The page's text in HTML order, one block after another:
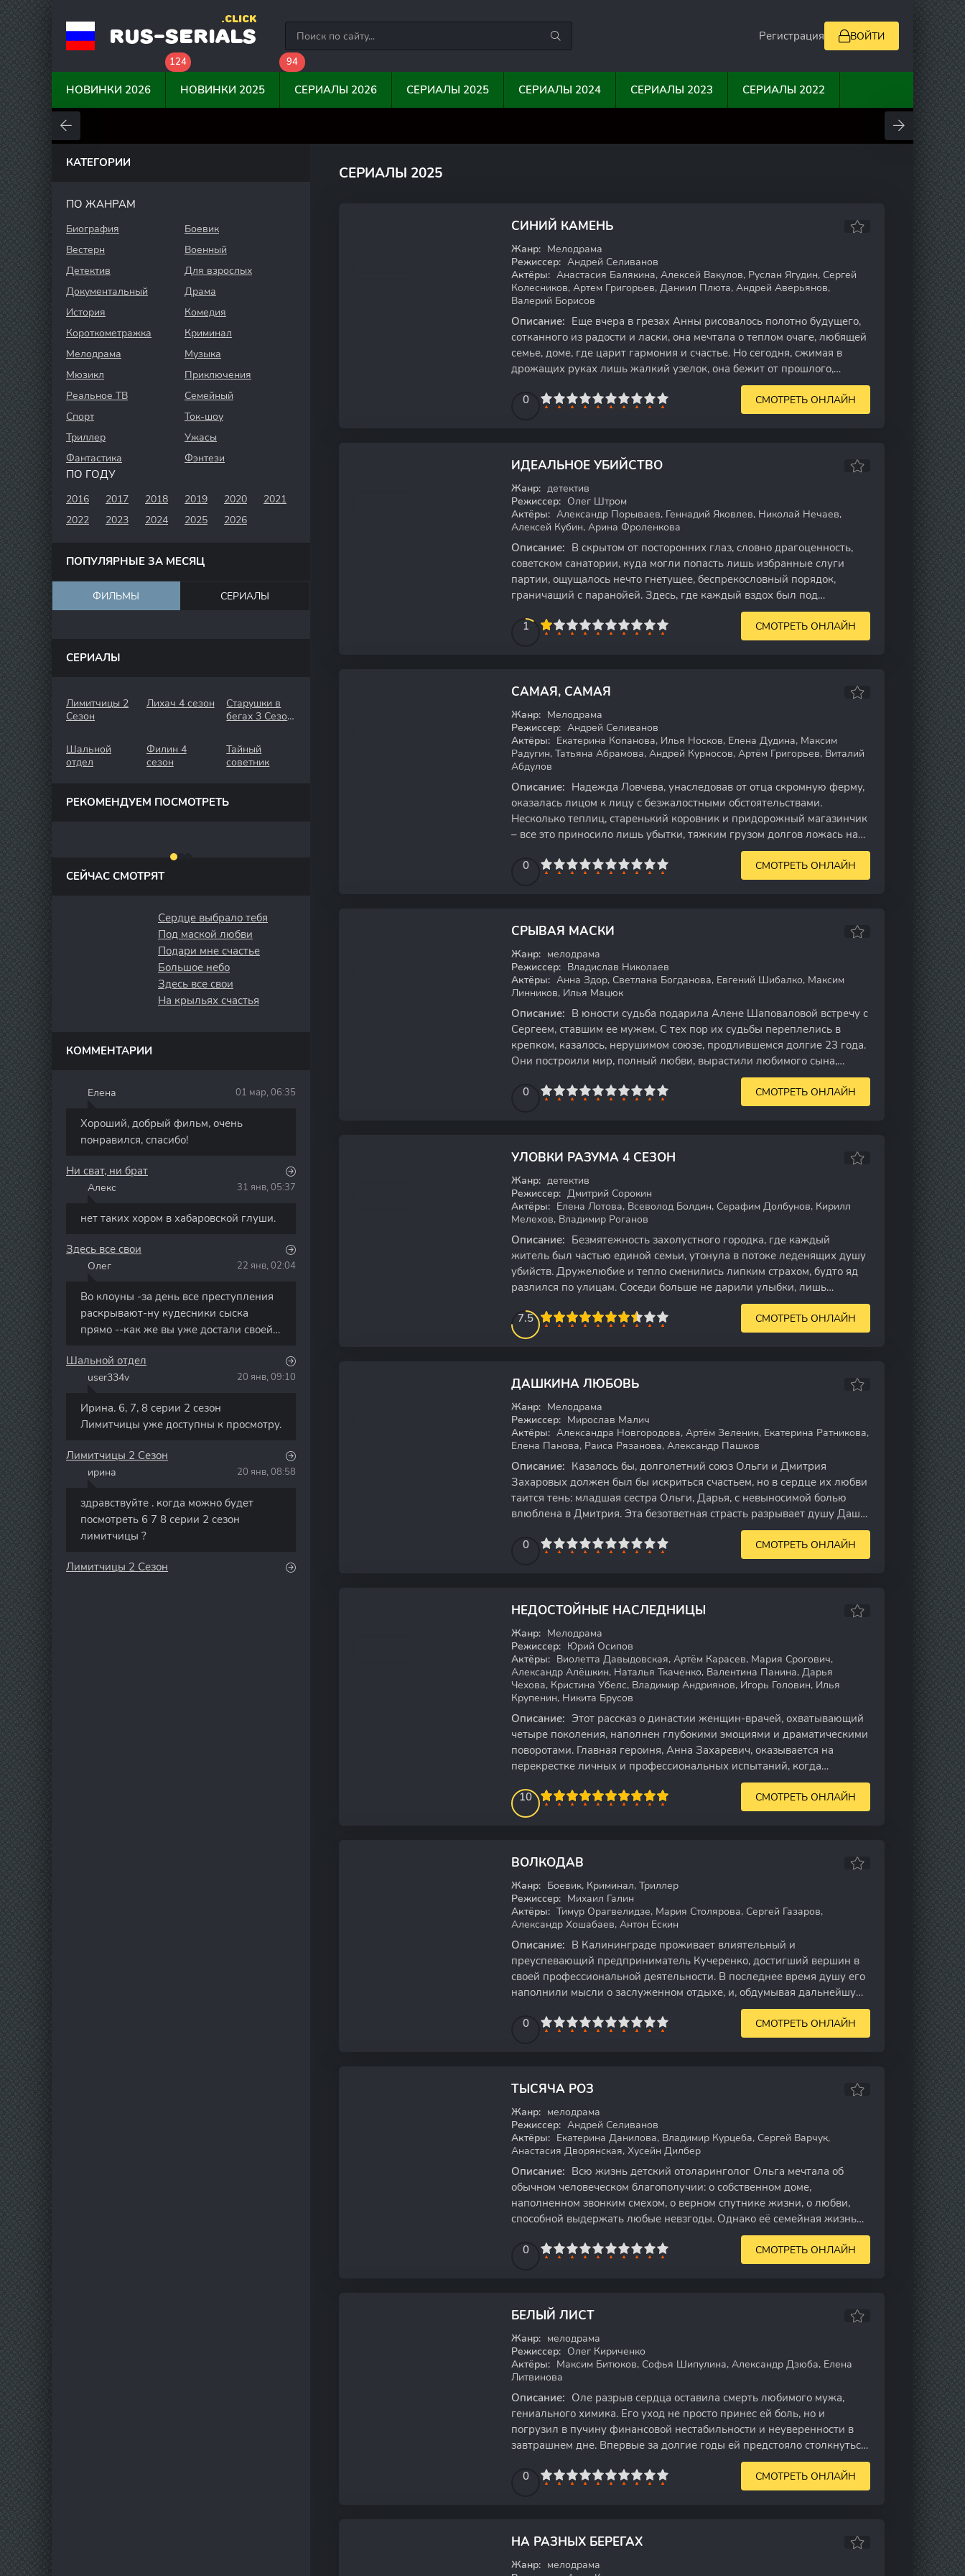
RUS-SERIALS
.CLICK
Регистрация ВОЙТИ
НОВИНКИ 2026
124
НОВИНКИ 2025
94
СЕРИАЛЫ 2026 СЕРИАЛЫ 2025 СЕРИАЛЫ 2024 СЕРИАЛЫ 2023 СЕРИАЛЫ 2022
0 0
СЕРИАЛЫ 2025
СИНИЙ КАМЕНЬ
Жанр: Мелодрама
Режиссер: Андрей Селиванов
Актёры: Анастасия Балякина, Алексей Вакулов, Руслан Ягудин, Сергей
Колесников, Артем Григорьев, Даниил Плюта, Андрей Аверьянов,
Валерий Борисов
Описание: Еще вчера в грезах Анны рисовалось полотно будущего,
сотканного из радости и ласки, она мечтала о теплом очаге, любящей
семье, доме, где царит гармония и счастье. Но сегодня, сжимая в
дрожащих руках лишь жалкий узелок, она бежит от прошлого,
0
5 7 8 9 10 СМОТРЕТЬ ОНЛАЙН
ИДЕАЛЬНОЕ УБИЙСТВО
Жанр: детектив
Режиссер: Олег Штром
Актёры: Александр Порываев, Геннадий Яковлев, Николай Нечаев,
Алексей Кубин, Арина Фроленкова
Описание: В скрытом от посторонних глаз, словно драгоценность,
советском санатории, куда могли попасть лишь избранные слуги
партии, ощущалось нечто гнетущее, беспрекословный порядок,
граничащий с паранойей. Здесь, где каждый вздох был под
1
5 6 7 8 9 10 СМОТРЕТЬ ОНЛАЙН
САМАЯ, САМАЯ
Жанр: Мелодрама
Режиссер: Андрей Селиванов
Актёры: Екатерина Копанова, Илья Носков, Елена Дудина, Максим
Радугин, Татьяна Абрамова, Андрей Курносов, Артём Григорьев, Виталий
Абдулов
Описание: Надежда Ловчева, унаследовав от отца скромную ферму,
оказалась лицом к лицу с безжалостными обстоятельствами.
Несколько теплиц, старенький коровник и придорожный магазинчик
– все это приносило лишь убытки, тяжким грузом долгов ложась на
0
5 7 8 9 10 СМОТРЕТЬ ОНЛАЙН
СРЫВАЯ МАСКИ
Жанр: мелодрама
Режиссер: Владислав Николаев
Актёры: Анна Здор, Светлана Богданова, Евгений Шибалко, Максим
Линников, Илья Мацюк
Описание: В юности судьба подарила Алене Шаповаловой встречу с
Сергеем, ставшим ее мужем. С тех пор их судьбы переплелись в
крепком, казалось, нерушимом союзе, продлившемся долгие 23 года.
Они построили мир, полный любви, вырастили любимого сына,
0
5 7 8 9 10 СМОТРЕТЬ ОНЛАЙН
УЛОВКИ РАЗУМА 4 СЕЗОН
Жанр: детектив
Режиссер: Дмитрий Сорокин
Актёры: Елена Лотова, Всеволод Болдин, Серафим Долбунов, Кирилл
Мелехов, Владимир Роганов
Описание: Безмятежность захолустного городка, где каждый
житель был частью единой семьи, утонула в потоке леденящих душу
убийств. Дружелюбие и тепло сменились липким страхом, будто яд
разлился по улицам. Соседи больше не дарили улыбки, лишь
7.5
5 6 7 8 9 10 СМОТРЕТЬ ОНЛАЙН
ДАШКИНА ЛЮБОВЬ
Жанр: Мелодрама
Режиссер: Мирослав Малич
Актёры: Александра Новгородова, Артём Зеленин, Екатерина Ратникова,
Елена Панова, Раиса Рязанова, Александр Пашков
Описание: Казалось бы, долголетний союз Ольги и Дмитрия
Захаровых должен был бы искриться счастьем, но в сердце их любви
таится тень: младшая сестра Ольги, Дарья, с невыносимой болью
влюблена в Дмитрия. Эта безответная страсть разрывает душу Даши,
0
5 7 8 9 10 СМОТРЕТЬ ОНЛАЙН
НЕДОСТОЙНЫЕ НАСЛЕДНИЦЫ
Жанр: Мелодрама
Режиссер: Юрий Осипов
Актёры: Виолетта Давыдовская, Артём Карасев, Мария Срогович,
Александр Алёшкин, Наталья Ткаченко, Валентина Панина, Дарья
Чехова, Кристина Убелс, Владимир Андриянов, Игорь Головин, Илья
Крупенин, Никита Брусов
Описание: Этот рассказ о династии женщин-врачей, охватывающий
четыре поколения, наполнен глубокими эмоциями и драматическими
поворотами. Главная героиня, Анна Захаревич, оказывается на
перекрестке личных и профессиональных испытаний, когда
10
4 5 6 7 8 9 10 СМОТРЕТЬ ОНЛАЙН
ВОЛКОДАВ
Жанр: Боевик, Криминал, Триллер
Режиссер: Михаил Галин
Актёры: Тимур Орагвелидзе, Мария Столярова, Сергей Газаров,
Александр Хошабаев, Антон Ескин
Описание: В Калининграде проживает влиятельный и
преуспевающий предприниматель Кучеренко, достигший вершин в
своей профессиональной деятельности. В последнее время душу его
наполнили мысли о заслуженном отдыхе, и, обдумывая дальнейшую
0
5 7 8 9 10 СМОТРЕТЬ ОНЛАЙН
ТЫСЯЧА РОЗ
Жанр: мелодрама
Режиссер: Андрей Селиванов
Актёры: Екатерина Данилова, Владимир Курцеба, Сергей Варчук,
Анастасия Дворянская, Хусейн Дилбер
Описание: Всю жизнь детский отоларинголог Ольга мечтала об
обычном человеческом благополучии: о собственном доме,
наполненном звонким смехом, о верном спутнике жизни, о любви,
способной выдержать любые невзгоды. Однако её семейная жизнь
0
5 7 8 9 10 СМОТРЕТЬ ОНЛАЙН
БЕЛЫЙ ЛИСТ
Жанр: мелодрама
Режиссер: Олег Кириченко
Актёры: Максим Битюков, Софья Шипулина, Александр Дзюба, Елена
Литвинова
Описание: Оле разрыв сердца оставила смерть любимого мужа,
гениального химика. Его уход не просто принес ей боль, но и
погрузил в пучину финансовой нестабильности и неуверенности в
завтрашнем дне. Впервые за долгие годы ей предстояло столкнуться
0
5 7 8 9 10 СМОТРЕТЬ ОНЛАЙН
НА РАЗНЫХ БЕРЕГАХ
Жанр: мелодрама
КАТЕГОРИИ
ПО ЖАНРАМ
Биография
Боевик
Вестерн
Военный
Детектив
Для взрослых
Документальный
Драма
История
Комедия
Короткометражка
Криминал
Мелодрама
Музыка
Мюзикл
Приключения
Реальное ТВ
Семейный
Спорт
Ток-шоу
Триллер
Ужасы
Фантастика
Фэнтези
ПО ГОДУ
2016 2017 2018 2019 2020
2021
2022
2023 2024 2025 2026
ПОПУЛЯРНЫЕ ЗА МЕСЯЦ
ФИЛЬМЫ СЕРИАЛЫ
СЕРИАЛЫ
Лимитчицы 2
Сезон
Лихач 4 сезон
Старушки в
бегах 3 Сезон.
Каникулы
Шальной
отдел
Филин 4
сезон
Тайный
советник
РЕКОМЕНДУЕМ ПОСМОТРЕТЬ
СЕЙЧАС СМОТРЯТ
Сердце выбрало тебя
Под маской любви
Подари мне счастье
Большое небо
Здесь все свои
На крыльях счастья
КОММЕНТАРИИ
Елена 01 мар, 06:35
Хороший, добрый фильм, очень
понравился, спасибо!
Ни сват, ни брат
Алекс 31 янв, 05:37
нет таких хором в хабаровской глуши.
Здесь все свои
Олег 22 янв, 02:04
Во клоуны -за день все преступления
раскрывают-ну кудесники сыска
прямо --как же вы уже достали своей
Шальной отдел
user334v 20 янв, 09:10
Ирина. 6, 7, 8 серии 2 сезон
Лимитчицы уже доступны к просмотру.
Лимитчицы 2 Сезон
ирина 20 янв, 08:58
здравствуйте . когда можно будет
посмотреть 6 7 8 серии 2 сезон
лимитчицы ?
Лимитчицы 2 Сезон